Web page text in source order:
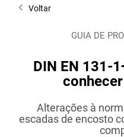
Voltar
GUIA DE
DIN EN 131-
Alterações à
escadas de encosto